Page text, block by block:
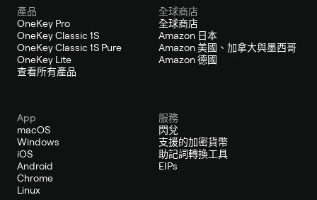
產品
OneKey Pro
OneKey Classic 1S
OneKey Classic 1S Pure
OneKey Lite
查看所有產品
全球商店
全球商店
Amazon 日本
Amazon 美國、加拿大與墨西哥
Amazon 德國
App
macOS
Windows
iOS
Android
Chrome
Linux
服務
閃兌
支援的加密貨幣
助記詞轉換工具
EIPs